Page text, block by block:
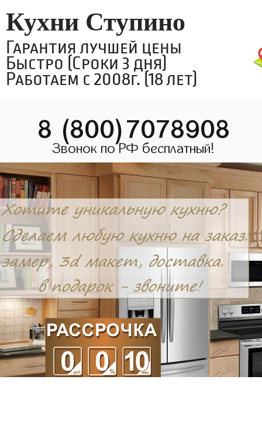
Кухни Ступино
Гарантия лучшей цены
Быстро (Сроки 3 дня)
Работаем с 2008г. (18 лет)
8 (800)7078908
Звонок по РФ бесплатный!